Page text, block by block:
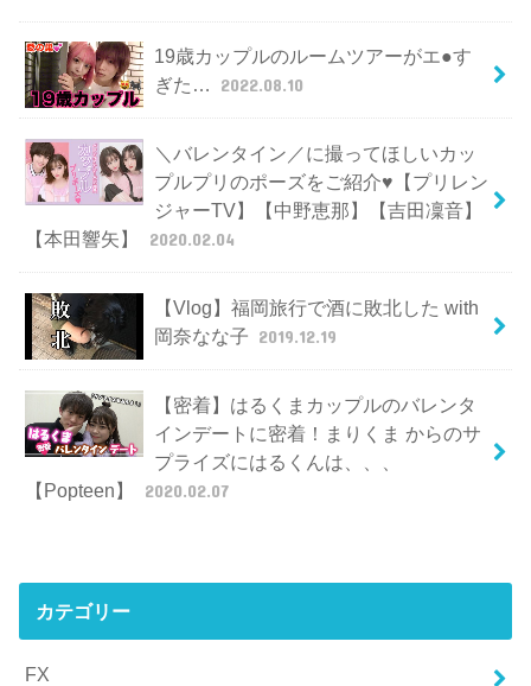
19歳カップルのルームツアーがエ●す
ぎた…
2022.08.10
＼バレンタイン／に撮ってほしいカッ
プルプリのポーズをご紹介♥【プリレン
ジャーTV】【中野恵那】【吉田凜音】
【本田響矢】
2020.02.04
【Vlog】福岡旅行で酒に敗北した with
岡奈なな子 2019.12.19
【密着】はるくまカップルのバレンタ
インデートに密着！まりくま からのサ
プライズにはるくんは、、、
【Popteen】
2020.02.07
カテゴリー
FX